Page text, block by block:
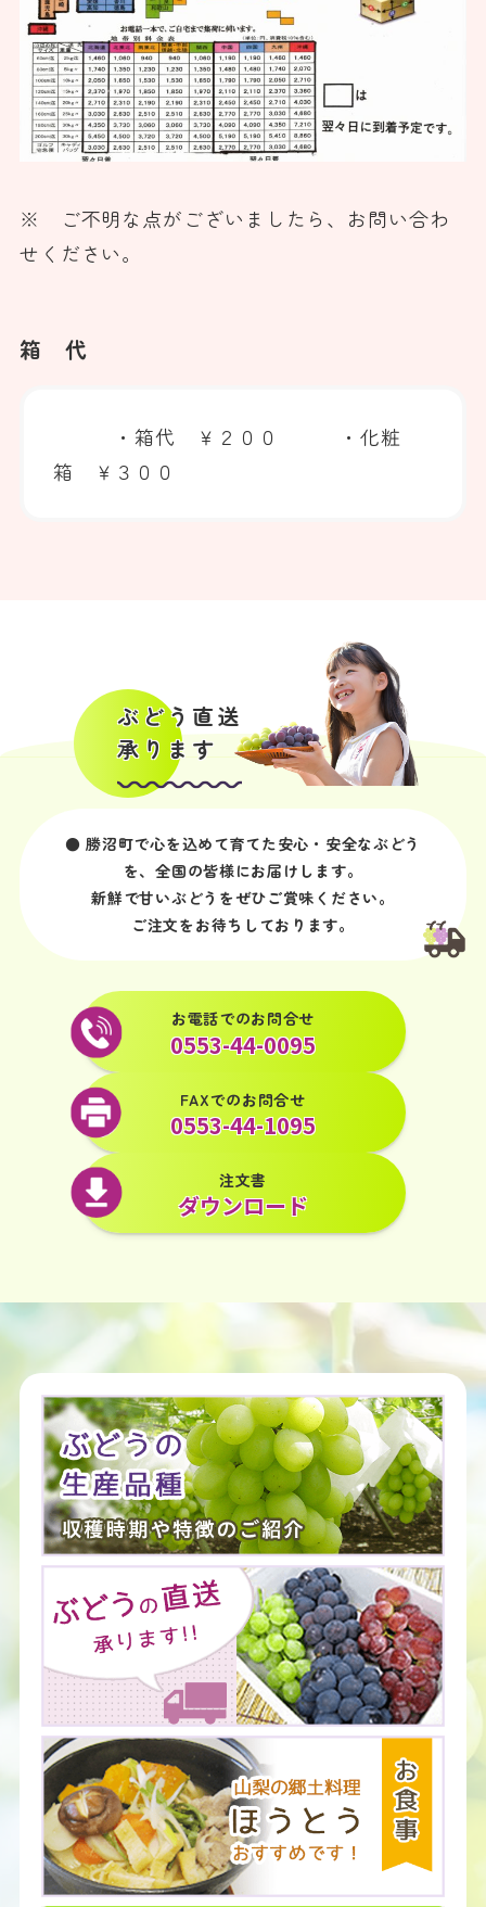
※ ご不明な点がございましたら、お問い合わ
せください。
箱 代
・箱代 ￥２００ ・化粧
箱 ￥３００
ぶどう直送
承ります
● 勝沼町で心を込めて育てた安心・安全なぶどう
を、全国の皆様にお届けします。
新鮮で甘いぶどうをぜひご賞味ください。
ご注文をお待ちしております。
お電話でのお問合せ
0553-44-0095
FAXでのお問合せ
0553-44-1095
注文書
ダウンロード